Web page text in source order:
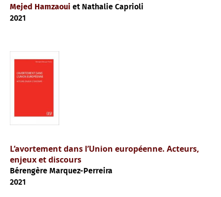
Mejed Hamzaoui et Nathalie Caprioli
2021
L’avortement dans l’Union européenne. Acteurs,
enjeux et discours
Bérengère Marquez-Perreira
2021